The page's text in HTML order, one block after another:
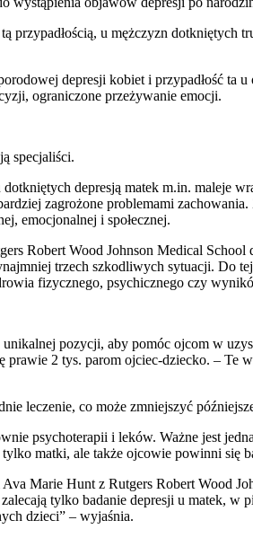
u mężczyzn
depresji kobiet i przypadłość
ograniczone przeżywanie emocji.
specjaliści.
depresją matek m.in. maleje
zagrożone problemami
emocjonalnej i społecznej.
Robert Wood Johnson Medical School
trzech szkodliwych sytuacji. Do
fizycznego, psychicznego czy
pozycji, aby pomóc ojcom w
2 tys. parom ojciec-dziecko. – Te
leczenie, co może zmniejszyć
psychoterapii i leków. Ważne jest
matki, ale także ojcowie powinni się
Marie Hunt z Rutgers Robert Wood
tylko badanie depresji u matek,
dzieci” – wyjaśnia.